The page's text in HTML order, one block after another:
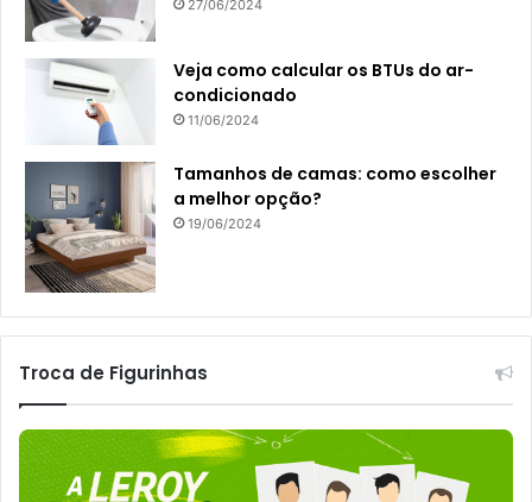
27/06/2024
Veja como calcular os BTUs do ar-
condicionado
11/06/2024
Tamanhos de camas: como escolher
a melhor opção?
19/06/2024
Troca de Figurinhas